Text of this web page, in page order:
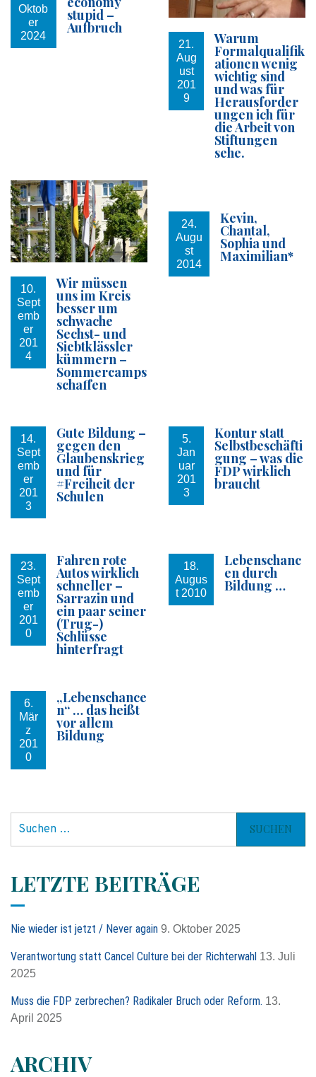
Oktob
er
2024
stupid –
Aufbruch
21.
Aug
ust
201
9
Warum
Formalqualifik
ationen wenig
wichtig sind
und was für
Herausforder
ungen ich für
die Arbeit von
Stiftungen
sehe.
10.
Sept
emb
er
201
4
Wir müssen
uns im Kreis
besser um
schwache
Sechst- und
Siebtklässler
kümmern –
Sommercamps
schaffen
24.
Augu
st
2014
Kevin,
Chantal,
Sophia und
Maximilian*
14.
Sept
emb
er
201
3
Gute Bildung –
gegen den
Glaubenskrieg
und für
#Freiheit der
Schulen
5.
Jan
uar
201
3
Kontur statt
Selbstbeschäfti
gung – was die
FDP wirklich
braucht
23.
Sept
emb
er
201
0
Fahren rote
Autos wirklich
schneller –
Sarrazin und
ein paar seiner
(Trug-)
Schlüsse
hinterfragt
18.
Augus
t 2010
Lebenschanc
en durch
Bildung …
6.
Mär
z
201
0
„Lebenschance
n“ … das heißt
vor allem
Bildung
e
n
n
c
h
LETZTE BEITRÄGE
Nie wieder ist jetzt / Never again 9. Oktober 2025
Verantwortung statt Cancel Culture bei der Richterwahl 13. Juli
2025
Muss die FDP zerbrechen? Radikaler Bruch oder Reform. 13.
April 2025
ARCHIV